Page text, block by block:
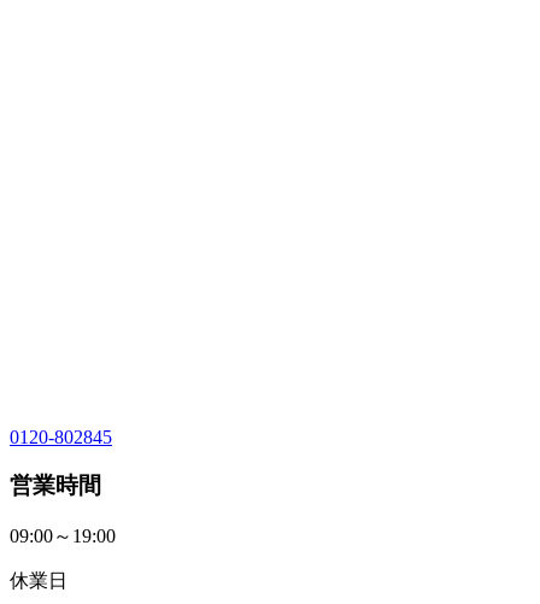
0120-802845
営業時間
09:00～19:00
休業日